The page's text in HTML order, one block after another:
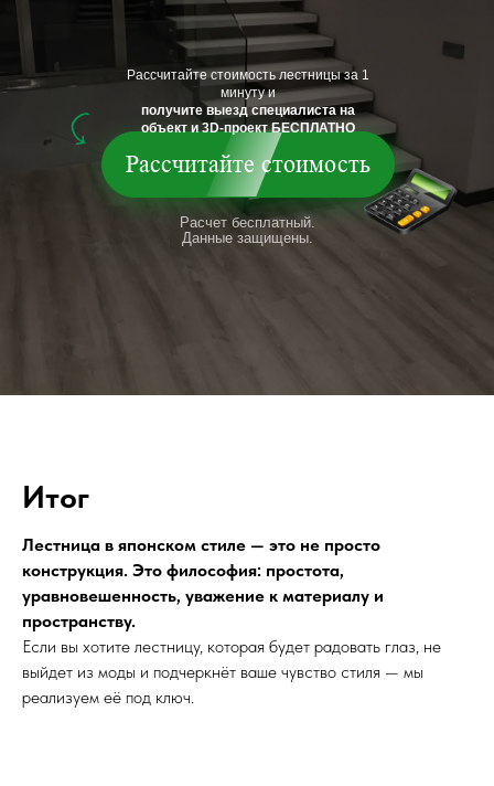
Рассчитайте стоимость
Расчет бесплатный.
Данные защищены.
Рассчитайте стоимость лестницы за 1
минуту и
получите выезд специалиста на
объект и 3D-проект БЕСПЛАТНО
Итог
Лестница в японском стиле — это не просто
конструкция. Это философия: простота,
уравновешенность, уважение к материалу и
пространству.
Если вы хотите лестницу, которая будет радовать глаз, не
выйдет из моды и подчеркнёт ваше чувство стиля — мы
реализуем её под ключ.